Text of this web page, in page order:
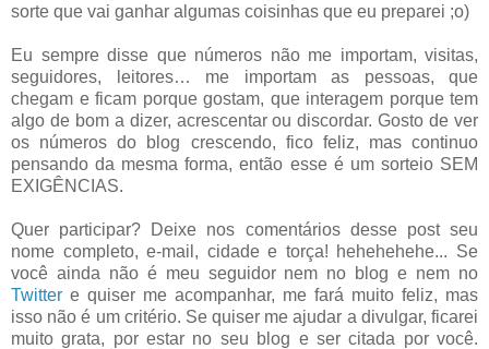
sorte que vai ganhar algumas coisinhas que eu preparei ;o)
Eu sempre disse que números não me importam, visitas,
seguidores, leitores… me importam as pessoas, que
chegam e ficam porque gostam, que interagem porque tem
algo de bom a dizer, acrescentar ou discordar. Gosto de ver
os números do blog crescendo, fico feliz, mas continuo
pensando da mesma forma, então esse é um sorteio SEM
EXIGÊNCIAS.
Quer participar? Deixe nos comentários desse post seu
nome completo, e-mail, cidade e torça! hehehehehe... Se
você ainda não é meu seguidor nem no blog e nem no
Twitter e quiser me acompanhar, me fará muito feliz, mas
isso não é um critério. Se quiser me ajudar a divulgar, ficarei
muito grata, por estar no seu blog e ser citada por você.